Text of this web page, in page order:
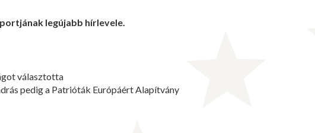
legújabb hírlevele.
választotta
pedig a Patrióták Európáért Alapítvány